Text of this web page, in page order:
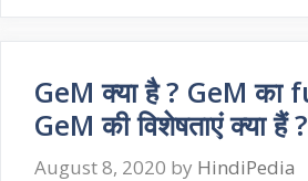
GeM क्या है ? GeM
GeM की विशेषताएं क्या हैं ?
August 8, 2020 by HindiPedia